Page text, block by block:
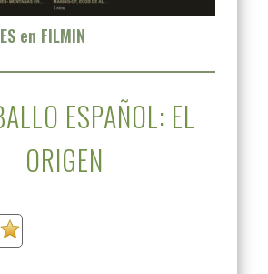
en FILMIN
ESPAÑOL: EL
ORIGEN